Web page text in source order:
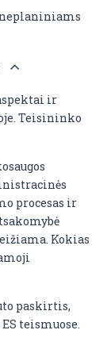
ir
Teisininko
procesas ir
Kokias
paskirtis,
teismuose.